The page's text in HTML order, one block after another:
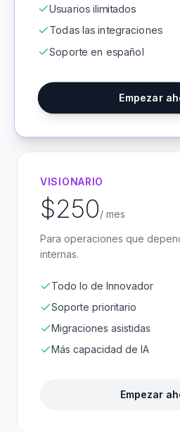
Usuarios ilimitados
Todas las integraciones
Soporte en español
Empezar
VISIONARIO
$250/ mes
Para operaciones que
internas.
Todo lo de Innovador
Soporte prioritario
Migraciones asistidas
Más capacidad de IA
Empezar